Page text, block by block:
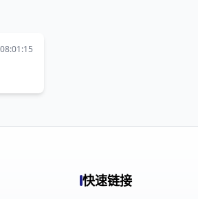
快速链接